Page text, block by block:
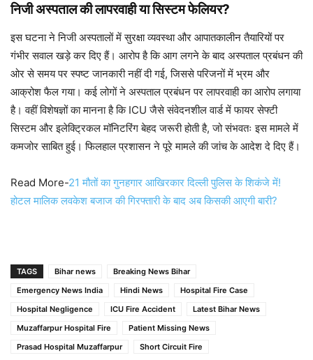
निजी अस्पताल की लापरवाही या सिस्टम फेलियर?
इस घटना ने निजी अस्पतालों में सुरक्षा व्यवस्था और आपातकालीन तैयारियों पर
गंभीर सवाल खड़े कर दिए हैं। आरोप है कि आग लगने के बाद अस्पताल प्रबंधन की
ओर से समय पर स्पष्ट जानकारी नहीं दी गई, जिससे परिजनों में भ्रम और
आक्रोश फैल गया। कई लोगों ने अस्पताल प्रबंधन पर लापरवाही का आरोप लगाया
है। वहीं विशेषज्ञों का मानना है कि ICU जैसे संवेदनशील वार्ड में फायर सेफ्टी
सिस्टम और इलेक्ट्रिकल मॉनिटरिंग बेहद जरूरी होती है, जो संभवतः इस मामले में
कमजोर साबित हुई। फिलहाल प्रशासन ने पूरे मामले की जांच के आदेश दे दिए हैं।
Read More-21 मौतों का गुनहगार आखिरकार दिल्ली पुलिस के शिकंजे में!
होटल मालिक लवकेश बजाज की गिरफ्तारी के बाद अब किसकी आएगी बारी?
TAGS Bihar news
Breaking News Bihar
Emergency News India
Hindi News
Hospital Fire Case
Hospital Negligence
ICU Fire Accident
Latest Bihar News
Muzaffarpur Hospital Fire
Patient Missing News
Prasad Hospital Muzaffarpur
Short Circuit Fire